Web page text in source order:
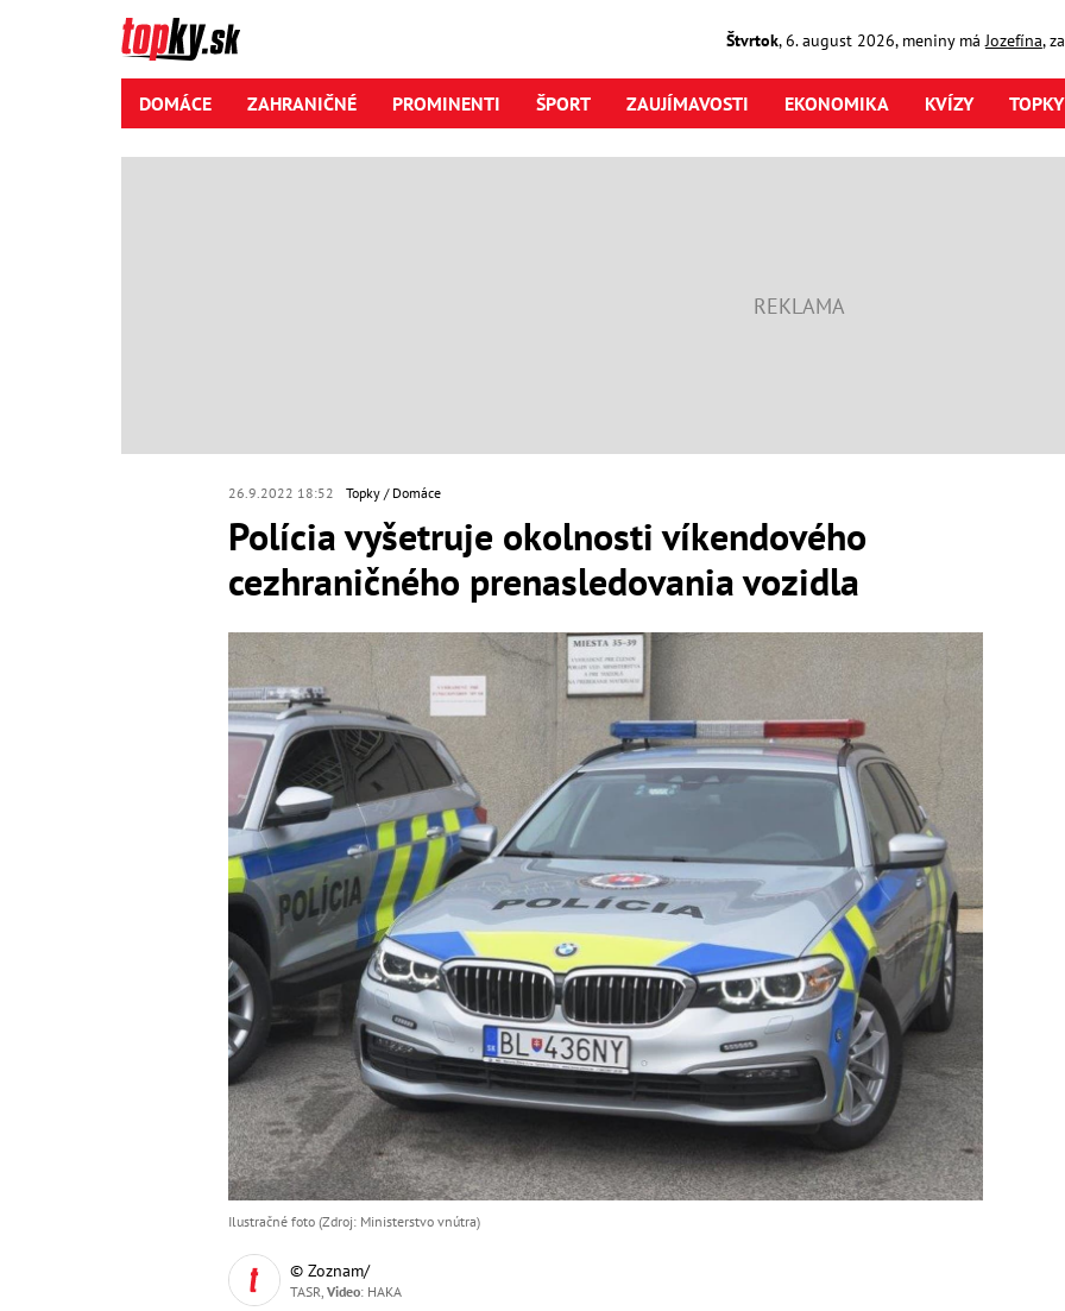
Štvrtok,6. august2026, meniny má Jozefína,
DOMÁCE ZAHRANIČNÉ PROMINENTI ŠPORT ZAUJÍMAVOSTI EKONOMIKA KVÍZY
26.9.2022 18:52 Topky Domáce
Polícia vyšetruje okolnosti víkendového
cezhraničného prenasledovania vozidla
Ilustračné foto (Zdroj: Ministerstvo vnútra)
© Zoznam/
TASR, Video: HAKA